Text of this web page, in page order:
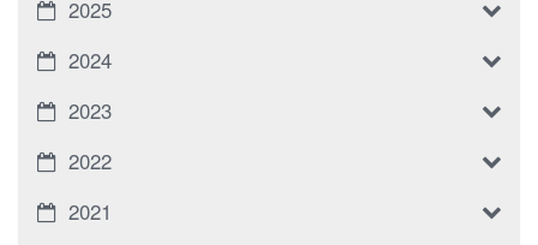
2025
2024
2023
2022
2021